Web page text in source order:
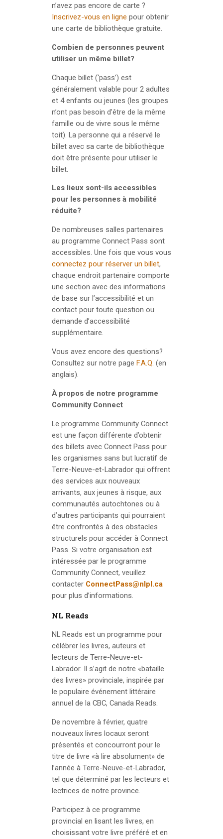
n’avez pas encore de carte ?
Inscrivez-vous en ligne pour obtenir
une carte de bibliothèque gratuite.
Combien de personnes peuvent
utiliser un même billet?
Chaque billet (‘pass’) est
généralement valable pour 2 adultes
et 4 enfants ou jeunes (les groupes
n’ont pas besoin d’être de la même
famille ou de vivre sous le même
toit). La personne qui a réservé le
billet avec sa carte de bibliothèque
doit être présente pour utiliser le
billet.
Les lieux sont-ils accessibles
pour les personnes à mobilité
réduite?
De nombreuses salles partenaires
au programme Connect Pass sont
accessibles. Une fois que vous vous
connectez pour réserver un billet,
chaque endroit partenaire comporte
une section avec des informations
de base sur l’accessibilité et un
contact pour toute question ou
demande d’accessibilité
supplémentaire.
Vous avez encore des questions?
Consultez sur notre page F.A.Q. (en
anglais).
À propos de notre programme
Community Connect
Le programme Community Connect
est une façon différente d’obtenir
des billets avec Connect Pass pour
les organismes sans but lucratif de
Terre-Neuve-et-Labrador qui offrent
des services aux nouveaux
arrivants, aux jeunes à risque, aux
communautés autochtones ou à
d’autres participants qui pourraient
être confrontés à des obstacles
structurels pour accéder à Connect
Pass. Si votre organisation est
intéressée par le programme
Community Connect, veuillez
contacter ConnectPass@nlpl.ca
pour plus d’informations.
NL Reads
NL Reads est un programme pour
célébrer les livres, auteurs et
lecteurs de Terre-Neuve-et-
Labrador. Il s’agit de notre «bataille
des livres» provinciale, inspirée par
le populaire événement littéraire
annuel de la CBC, Canada Reads.
De novembre à février, quatre
nouveaux livres locaux seront
présentés et concourront pour le
titre de livre «à lire absolument» de
l’année à Terre-Neuve-et-Labrador,
tel que déterminé par les lecteurs et
lectrices de notre province.
Participez à ce programme
provincial en lisant les livres, en
choisissant votre livre préféré et en